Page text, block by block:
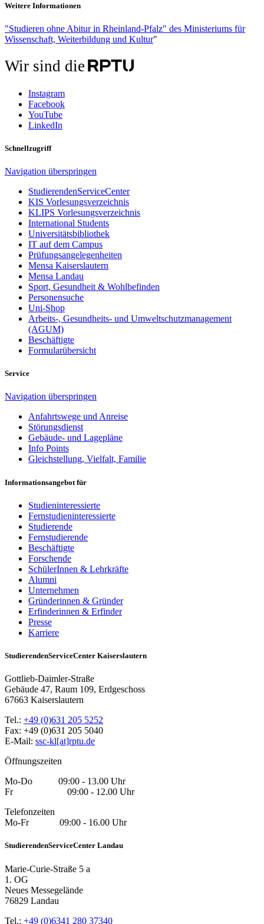
Weitere Informationen
"Studieren ohne Abitur in Rheinland-Pfalz" des Ministeriums für
Wissenschaft, Weiterbildung und Kultur"
Wir sind die
Instagram
Facebook
YouTube
LinkedIn
Schnellzugriff
Navigation überspringen
StudierendenServiceCenter
KIS Vorlesungsverzeichnis
KLIPS Vorlesungsverzeichnis
International Students
Universitätsbibliothek
IT auf dem Campus
Prüfungsangelegenheiten
Mensa Kaiserslautern
Mensa Landau
Sport, Gesundheit & Wohlbefinden
Personensuche
Uni-Shop
Arbeits-, Gesundheits- und Umweltschutzmanagement
(AGUM)
Beschäftigte
Formularübersicht
Service
Navigation überspringen
Anfahrtswege und Anreise
Störungsdienst
Gebäude- und Lagepläne
Info Points
Gleichstellung, Vielfalt, Familie
Informationsangebot für
Studieninteressierte
Fernstudieninteressierte
Studierende
Fernstudierende
Beschäftigte
Forschende
SchülerInnen & Lehrkräfte
Alumni
Unternehmen
Gründerinnen & Gründer
Erfinderinnen & Erfinder
Presse
Karriere
StudierendenServiceCenter Kaiserslautern
Gottlieb-Daimler-Straße
Gebäude 47, Raum 109, Erdgeschoss
67663 Kaiserslautern
Tel.: +49 (0)631 205 5252
Fax: +49 (0)631 205 5040
E-Mail: ssc-kl[at]rptu.de
Öffnungszeiten
Mo-Do 09:00 - 13.00 Uhr
Fr 09:00 - 12.00 Uhr
Telefonzeiten
Mo-Fr 09:00 - 16.00 Uhr
StudierendenServiceCenter Landau
Marie-Curie-Straße 5 a
1. OG
Neues Messegelände
76829 Landau
Tel.: +49 (0)6341 280 37340